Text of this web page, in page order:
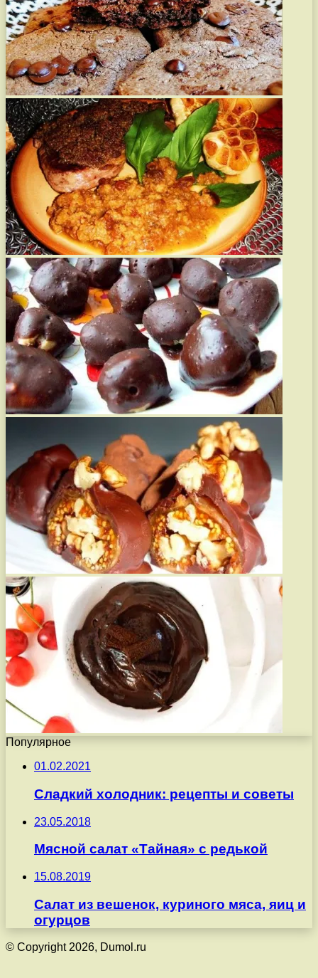
Популярное
01.02.2021
Сладкий холодник: рецепты и советы
23.05.2018
Мясной салат «Тайная» с редькой
15.08.2019
Салат из вешенок, куриного мяса, яиц и
огурцов
© Copyright 2026, Dumol.ru